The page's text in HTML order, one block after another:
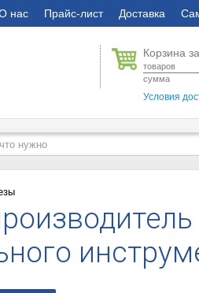
нас Прайс-лист Доставка
Корзина
товаров
сумма
Условия